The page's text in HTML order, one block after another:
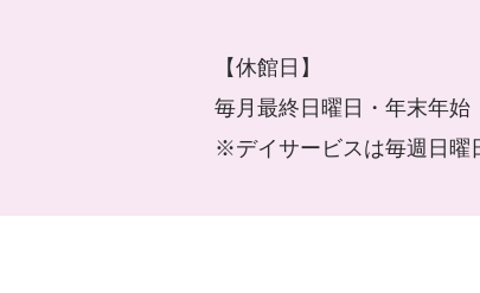
【休館日】
毎月最終日曜日・年末年
※デイサービスは毎週日曜